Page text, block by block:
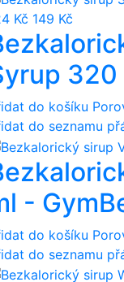
Kč 149 Kč
320
do košíku
do seznamu
-
do košíku
do seznamu